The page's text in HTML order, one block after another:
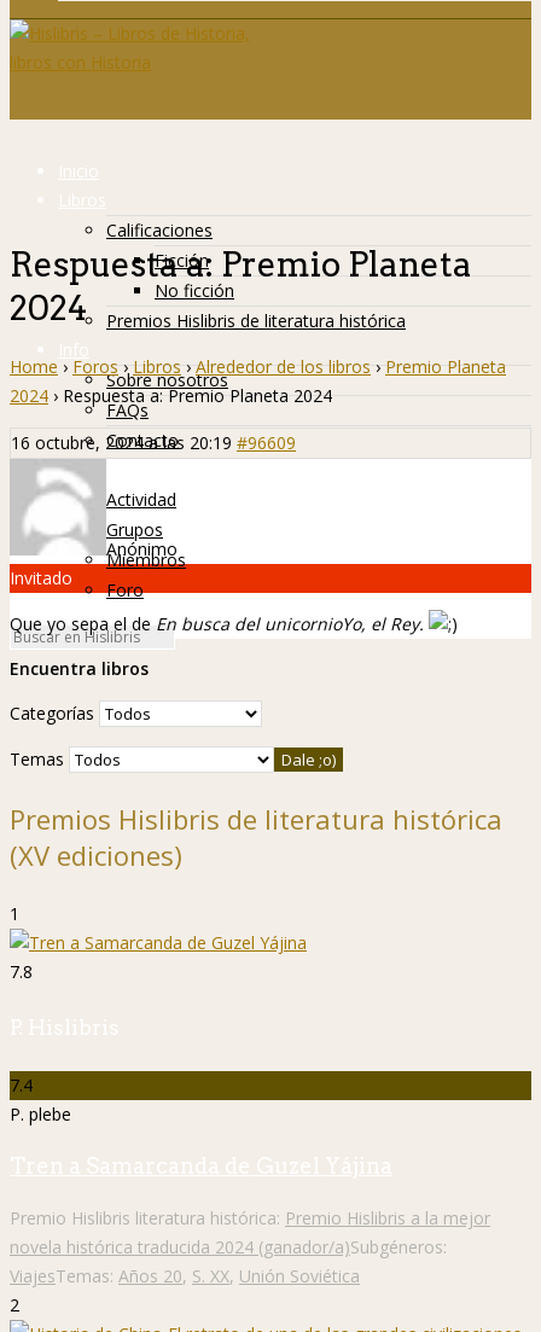
Inicio
Libros
Calificaciones
Ficción
No ficción
Premios Hislibris de literatura histórica
Info
Sobre nosotros
FAQs
Contacto
Hislibreños
Actividad
Grupos
Miembros
Foro
Respuesta a: Premio Planeta
2024
Home › Foros › Libros › Alrededor de los libros › Premio Planeta
2024 › Respuesta a: Premio Planeta 2024
16 octubre, 2024 a las 20:19 #96609
Anónimo
Invitado
Que yo sepa el de En busca del unicornioYo, el Rey.
Encuentra libros
Categorías
Temas
Premios Hislibris de literatura histórica
(XV ediciones)
1
7.8
P. Hislibris
7.4
P. plebe
Tren a Samarcanda de Guzel Yájina
Premio Hislibris literatura histórica: Premio Hislibris a la mejor
novela histórica traducida 2024 (ganador/a)Subgéneros:
ViajesTemas: Años 20, S. XX, Unión Soviética
2